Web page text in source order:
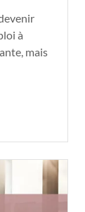
à
mais